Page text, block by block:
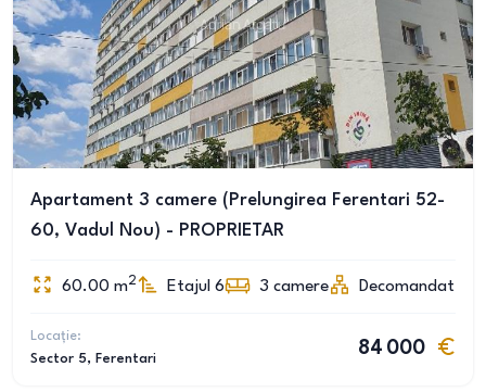
Apartament 3 camere (Prelungirea Ferentari 52-
60, Vadul Nou) - PROPRIETAR
60.00 m2 Etajul 6 3 camere Decomandat
Locație:
Sector 5, Ferentari
84 000